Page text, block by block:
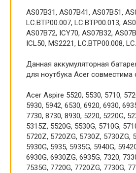
AS07B31, AS07B41, AS07B51,
LC.BTP00.007, LC.BTP00.013,
AS07B72, ICY70, AS07B32,
ICL50, MS2221, LC.BTP00.008,
Данная аккумуляторная
для ноутбука Acer совместима
Acer Aspire 5520, 5530, 5710,
5930, 5942, 6530, 6920, 6930,
7730, 8730, 8930, 5220, 5220G,
5315Z, 5520G, 5530G, 5710G,
5720Z, 5720ZG, 5730Z, 5730ZG,
5930G, 5935, 5935G, 5940G,
6930G, 6930ZG, 6935G, 7320,
7535G, 7720G, 7720ZG, 7730G,